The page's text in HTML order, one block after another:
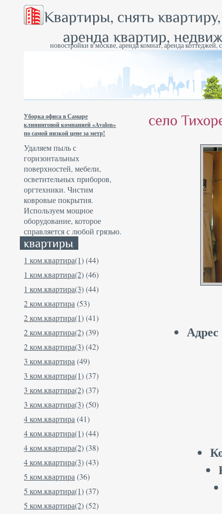
новостройки в москве, аренда комнат, аренда
Уборка офиса в Самаре
клининговой компанией «Avalon»
по самой низкой цене за метр!
Удаляем пыль с
горизонтальных
поверхностей, мебели,
осветительных приборов,
оргтехники. Чистим
ковровые покрытия.
Используем мощное
оборудование, которое
справляется с любой грязью.
1 ком.квартира(1)(44)
1 ком.квартира(2)(46)
1 ком.квартира(3)(44)
2 ком.квартира (53)
2 ком.квартира(1)(41)
2 ком.квартира(2)(39)
2 ком.квартира(3)(42)
3 ком.квартира (49)
3 ком.квартира(1)(37)
3 ком.квартира(2)(37)
3 ком.квартира(3)(50)
4 ком.квартира (41)
4 ком.квартира(1)(44)
4 ком.квартира(2)(38)
4 ком.квартира(3)(43)
5 ком.квартира (36)
5 ком.квартира(1)(37)
5 ком.квартира(2)(52)
Адрес